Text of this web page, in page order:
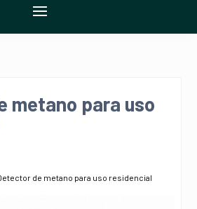
metano para uso
de metano para uso residencial